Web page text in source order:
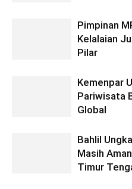
Pimpinan
Kelalaian
Pilar
Kemenpar
Pariwisata
Global
Bahlil
Masih
Timur